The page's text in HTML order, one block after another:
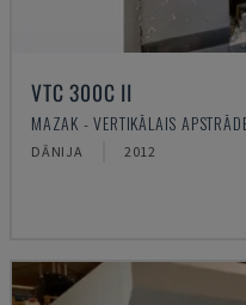
VTC 300C II
MAZAK - VERTIKĀLAIS
DĀNIJA 2012